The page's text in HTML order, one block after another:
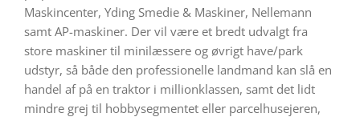
Maskincenter, Yding Smedie & Maskiner, Nellemann
samt AP-maskiner. Der vil være et bredt udvalgt fra
store maskiner til minilæssere og øvrigt have/park
udstyr, så både den professionelle landmand kan slå en
handel af på en traktor i millionklassen, samt det lidt
mindre grej til hobbysegmentet eller parcelhusejeren,